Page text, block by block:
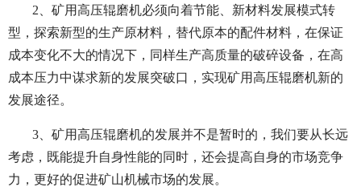
2、矿用高压辊磨机必须向着节能、新材料发展模式转
型，探索新型的生产原材料，替代原本的配件材料，在保证
成本变化不大的情况下，同样生产高质量的破碎设备，在高
成本压力中谋求新的发展突破口，实现矿用高压辊磨机新的
发展途径。
3、矿用高压辊磨机的发展并不是暂时的，我们要从长远
考虑，既能提升自身性能的同时，还会提高自身的市场竞争
力，更好的促进矿山机械市场的发展。